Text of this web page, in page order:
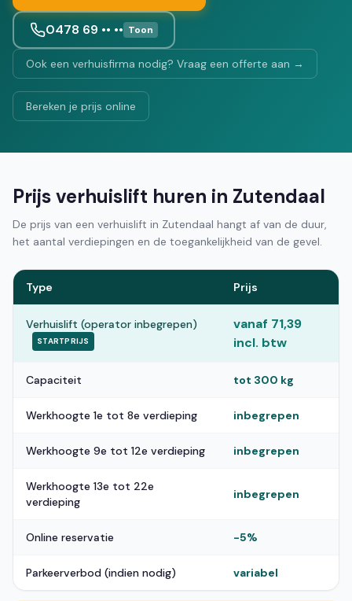
0478 69 •• •• Toon
Ook een verhuisfirma nodig? Vraag een offerte aan →
Bereken je prijs online
Prijs verhuislift huren in Zutendaal
De prijs van een verhuislift in Zutendaal hangt af van de duur,
het aantal verdiepingen en de toegankelijkheid van de gevel.
Type Prijs
Verhuislift (operator inbegrepen)
STARTPRIJS
vanaf 71,39
incl. btw
Capaciteit tot 300 kg
Werkhoogte 1e tot 8e verdieping inbegrepen
Werkhoogte 9e tot 12e verdieping inbegrepen
Werkhoogte 13e tot 22e
verdieping
inbegrepen
Online reservatie -5%
Parkeerverbod (indien nodig) variabel